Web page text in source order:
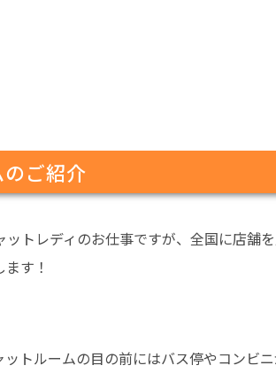
ご紹介
トレディのお仕事ですが、全国に店舗
す！
トルームの目の前にはバス停やコンビ